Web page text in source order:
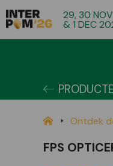
29, 30 NOV
& 1 DEC
Ontdek
FPS